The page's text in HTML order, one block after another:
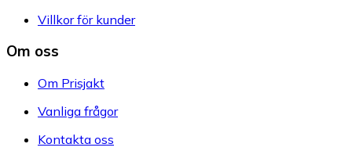
Villkor för kunder
Om oss
Om Prisjakt
Vanliga frågor
Kontakta oss